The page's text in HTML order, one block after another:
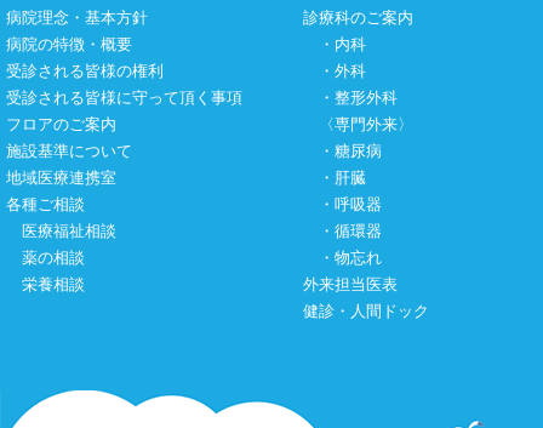
病院理念・基本方針
病院の特徴・概要
受診される皆様の権利
受診される皆様に守って頂く事項
フロアのご案内
施設基準について
地域医療連携室
各種ご相談
医療福祉相談
薬の相談
栄養相談
診療科のご案内
・ 内科
・ 外科
・ 整形外科
〈専門外来〉
・ 糖尿病
・ 肝臓
・ 呼吸器
・ 循環器
・ 物忘れ
外来担当医表
健診・人間ドック